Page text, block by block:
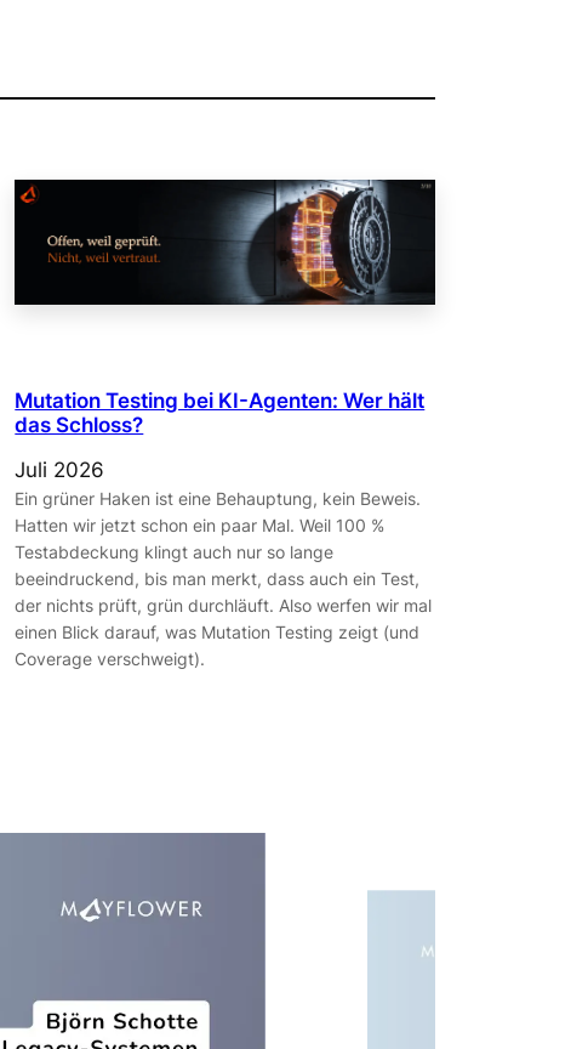
Mutation Testing bei KI-Agenten: Wer hält
das Schloss?
Juli 2026
Ein grüner Haken ist eine Behauptung, kein Beweis.
Hatten wir jetzt schon ein paar Mal. Weil 100 %
Testabdeckung klingt auch nur so lange
beeindruckend, bis man merkt, dass auch ein Test,
der nichts prüft, grün durchläuft. Also werfen wir mal
einen Blick darauf, was Mutation Testing zeigt (und
Coverage verschweigt).